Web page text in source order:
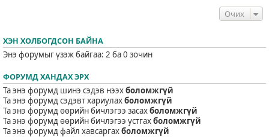
Очих
ХЭН ХОЛБОГДСОН БАЙНА
Энэ форумыг үзэж байгаа: 2 ба 0 зочин
ФОРУМД ХАНДАХ ЭРХ
Та энэ форумд шинэ сэдэв нээхболомжгүй
Та энэ форумд сэдэвт хариулахболомжгүй
Та энэ форумд өөрийн бичлэгээ засахболомжгүй
Та энэ форумд өөрийн бичлэгээ устгахболомжгүй
Та энэ форумд файл хавсаргахболомжгүй